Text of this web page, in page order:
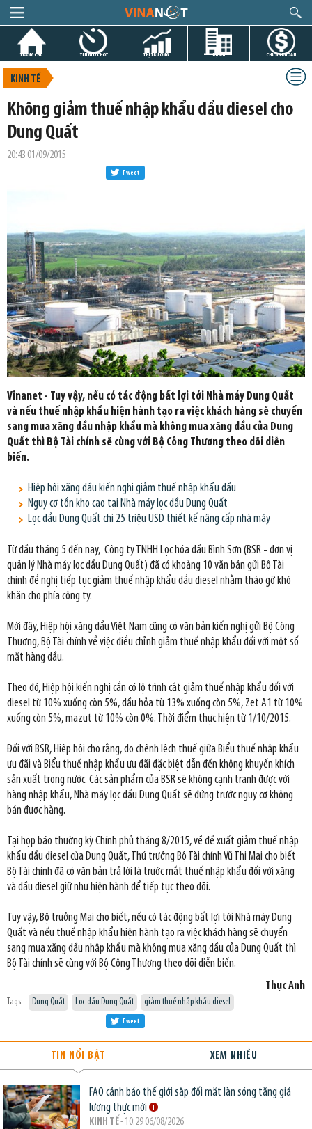
TRANG CHỦ TIN GIỜ CHÓT THỊ TRƯỜNG DỰ ÁN CHỨNG KHOÁN
KINH TẾ
Không giảm thuế nhập khẩu dầu diesel cho
Dung Quất
20:43 01/09/2015
Tweet
Vinanet - Tuy vậy, nếu có tác động bất lợi tới Nhà máy Dung Quất
và nếu thuế nhập khẩu hiện hành tạo ra việc khách hàng sẽ chuyển
sang mua xăng dầu nhập khẩu mà không mua xăng dầu của Dung
Quất thì Bộ Tài chính sẽ cùng với Bộ Công Thương theo dõi diễn
biến.
Hiệp hội xăng dầu kiến nghị giảm thuế nhập khẩu dầu
Nguy cơ tồn kho cao tại Nhà máy lọc dầu Dung Quất
Lọc dầu Dung Quất chi 25 triệu USD thiết kế nâng cấp nhà máy
Từ đầu tháng 5 đến nay, Công ty TNHH Lọc hóa dầu Bình Sơn (BSR - đơn vị
quản lý Nhà máy lọc dầu Dung Quất) đã có khoảng 10 văn bản gửi Bộ Tài
chính đề nghị tiếp tục giảm thuế nhập khẩu dầu diesel nhằm tháo gỡ khó
khăn cho phía công ty.
Mới đây, Hiệp hội xăng dầu Việt Nam cũng có văn bản kiến nghị gửi Bộ Công
Thương, Bộ Tài chính về việc điều chỉnh giảm thuế nhập khẩu đối với một số
mặt hàng dầu.
Theo đó, Hiệp hội kiến nghị cần có lộ trình cắt giảm thuế nhập khẩu đối với
diesel từ 10% xuống còn 5%, dầu hỏa từ 13% xuống còn 5%, Zet A1 từ 10%
xuống còn 5%, mazut từ 10% còn 0%. Thời điểm thực hiện từ 1/10/2015.
Đối với BSR, Hiệp hội cho rằng, do chênh lệch thuế giữa Biểu thuế nhập khẩu
ưu đãi và Biểu thuế nhập khẩu ưu đãi đặc biệt dẫn đến không khuyến khích
sản xuất trong nước. Các sản phẩm của BSR sẽ không cạnh tranh được với
hàng nhập khẩu, Nhà máy lọc dầu Dung Quất sẽ đứng trước nguy cơ không
bán được hàng.
Tại họp báo thường kỳ Chính phủ tháng 8/2015, về đề xuất giảm thuế nhập
khẩu dầu diesel của Dung Quất, Thứ trưởng Bộ Tài chính Vũ Thị Mai cho biết
Bộ Tài chính đã có văn bản trả lời là trước mắt thuế nhập khẩu đối với xăng
và dầu diesel giữ như hiện hành để tiếp tục theo dõi.
Tuy vậy, Bộ trưởng Mai cho biết, nếu có tác động bất lợi tới Nhà máy Dung
Quất và nếu thuế nhập khẩu hiện hành tạo ra việc khách hàng sẽ chuyển
sang mua xăng dầu nhập khẩu mà không mua xăng dầu của Dung Quất thì
Bộ Tài chính sẽ cùng với Bộ Công Thương theo dõi diễn biến.
Thục Anh
Tags: Dung Quất Lọc dầu Dung Quất giảm thuế nhập khẩu diesel
Tweet
TIN NỔI BẬT XEM NHIỀU
FAO cảnh báo thế giới sắp đối mặt làn sóng tăng giá
lương thực mới
KINH TẾ- 10:29 06/08/2026